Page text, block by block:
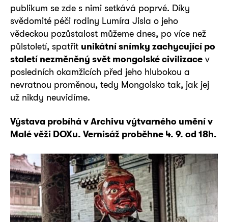
publikum se zde s nimi setkává poprvé. Díky
svědomité péči rodiny Lumíra Jisla o jeho
vědeckou pozůstalost můžeme dnes, po více než
půlstoletí, spatřit unikátní snímky zachycující po
staletí nezměněný svět mongolské civilizace v
posledních okamžicích před jeho hlubokou a
nevratnou proměnou, tedy Mongolsko tak, jak jej
už nikdy neuvidíme.
Výstava probíhá v Archivu výtvarného umění v
Malé věži DOXu. Vernisáž proběhne 4. 9. od 18h.